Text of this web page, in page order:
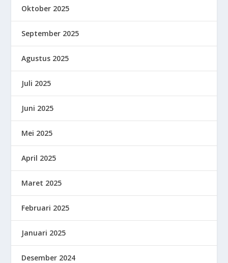
Oktober 2025
September 2025
Agustus 2025
Juli 2025
Juni 2025
Mei 2025
April 2025
Maret 2025
Februari 2025
Januari 2025
Desember 2024